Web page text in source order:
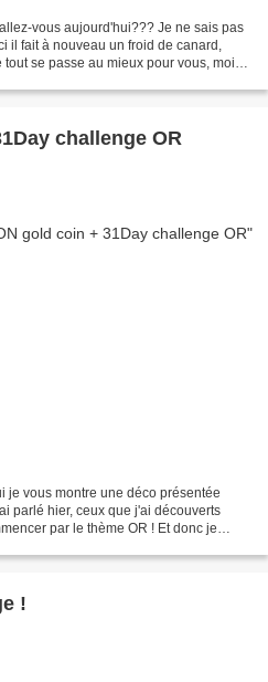
vous aujourd'hui??? Je ne sais pas
il fait à nouveau un froid de canard,
se passe au mieux pour vous, moi je
challenge OR
je vous montre une déco présentée
parlé hier, ceux que j'ai découverts
par le thème OR ! Et donc je
!